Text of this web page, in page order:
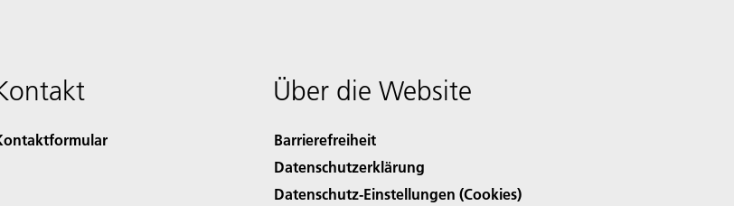
Über die Website
Barrierefreiheit
Datenschutzerklärung
Datenschutz-Einstellungen (Cookies)